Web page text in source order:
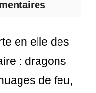
en elle des
: dragons
de feu,